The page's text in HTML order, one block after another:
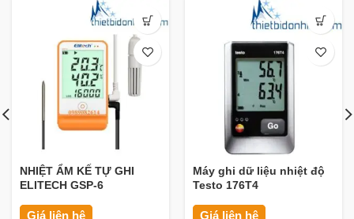
NHIỆT ẨM KẾ TỰ GHI
ELITECH GSP-6
Giá liên hệ
Máy ghi dữ liệu nhiệt độ
Testo 176T4
Giá liên hệ